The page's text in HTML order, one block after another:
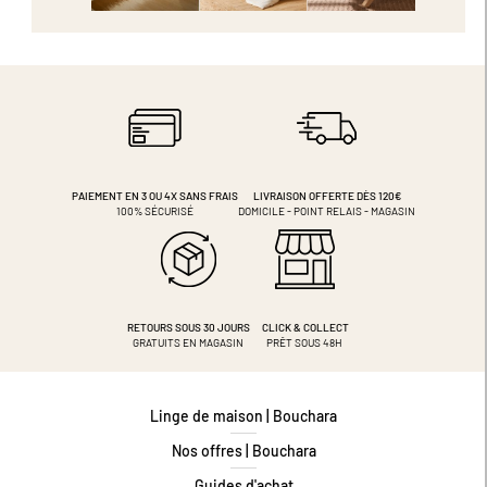
PAIEMENT EN 3 OU 4XSANS FRAIS
100% SÉCURISÉ
LIVRAISON OFFERTE DÈS 120€
DOMICILE - POINT RELAIS - MAGASIN
RETOURS SOUS 30 JOURS
GRATUITS EN MAGASIN
CLICK & COLLECT
PRÊT SOUS 48H
Linge de maison | Bouchara
Nos offres | Bouchara